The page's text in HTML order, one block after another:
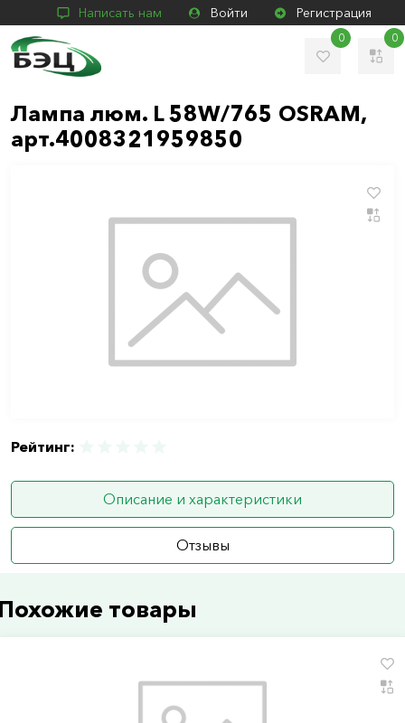
Написать нам Войти Регистрация
0 0
Лампа люм. L 58W/765 OSRAM,
арт.4008321959850
Рейтинг:
Описание и характеристики
Отзывы
товары